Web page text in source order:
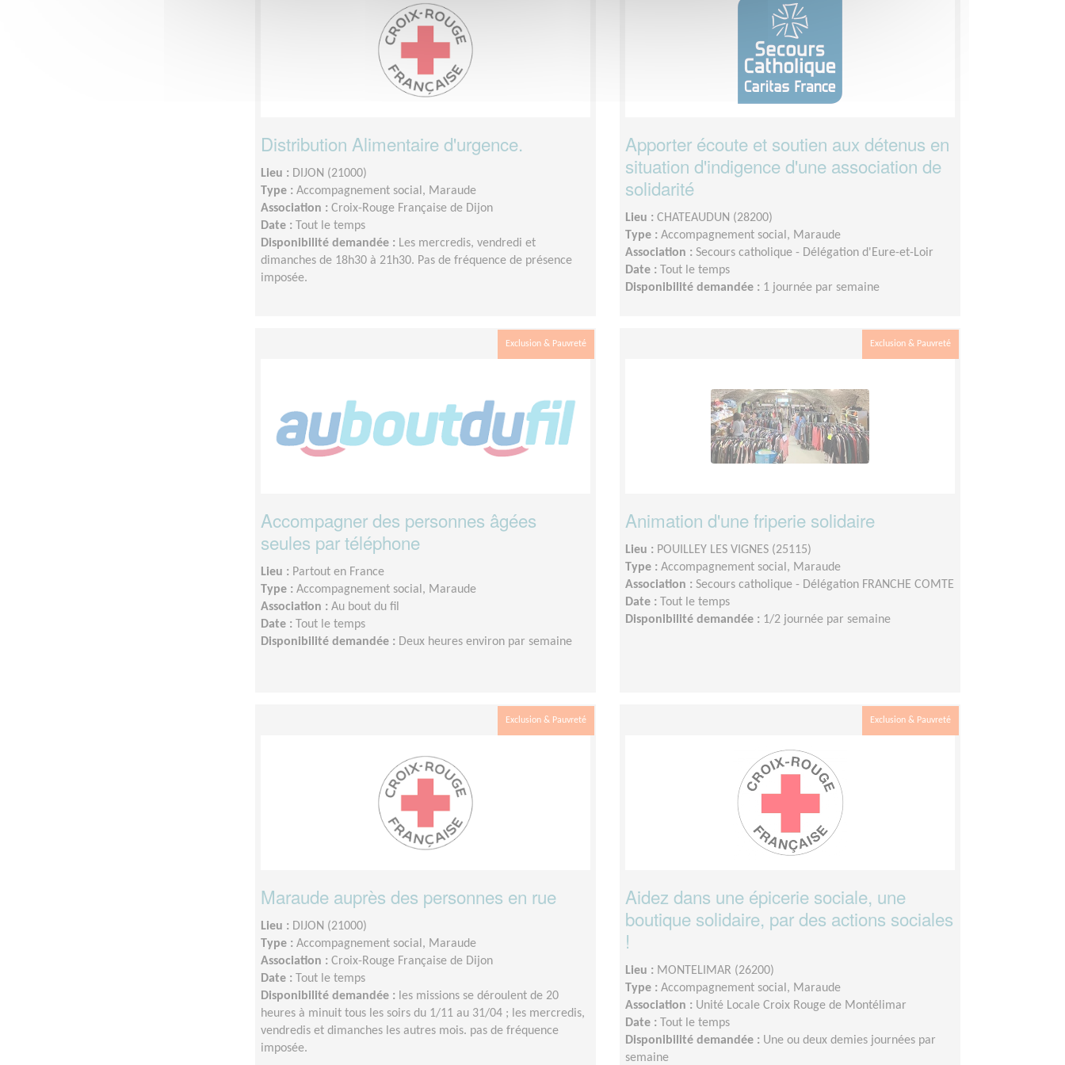
Distribution Alimentaire d'urgence.
Lieu : DIJON (21000)
Type : Accompagnement social, Maraude
Association : Croix-Rouge Française de Dijon
Date :
Tout le temps
Disponibilité demandée : Les mercredis, vendredi et
dimanches de 18h30 à 21h30. Pas de fréquence de présence
imposée.
Apporter écoute et soutien aux détenus en
situation d'indigence d'une association de
solidarité
Lieu : CHATEAUDUN (28200)
Type : Accompagnement social, Maraude
Association : Secours catholique - Délégation d'Eure-et-Loir
Date :
Tout le temps
Disponibilité demandée : 1 journée par semaine
Exclusion & Pauvreté
Accompagner des personnes âgées
seules par téléphone
Lieu : Partout en France
Type : Accompagnement social, Maraude
Association : Au bout du fil
Date :
Tout le temps
Disponibilité demandée : Deux heures environ par semaine
Exclusion & Pauvreté
Animation d'une friperie solidaire
Lieu : POUILLEY LES VIGNES (25115)
Type : Accompagnement social, Maraude
Association : Secours catholique - Délégation FRANCHE COMTE
Date :
Tout le temps
Disponibilité demandée : 1/2 journée par semaine
Exclusion & Pauvreté
Maraude auprès des personnes en rue
Lieu : DIJON (21000)
Type : Accompagnement social, Maraude
Association : Croix-Rouge Française de Dijon
Date :
Tout le temps
Disponibilité demandée : les missions se déroulent de 20
heures à minuit tous les soirs du 1/11 au 31/04 ; les mercredis,
vendredis et dimanches les autres mois. pas de fréquence
imposée.
Exclusion & Pauvreté
Aidez dans une épicerie sociale, une
boutique solidaire, par des actions sociales
!
Lieu : MONTELIMAR (26200)
Type : Accompagnement social, Maraude
Association : Unité Locale Croix Rouge de Montélimar
Date :
Tout le temps
Disponibilité demandée : Une ou deux demies journées par
semaine